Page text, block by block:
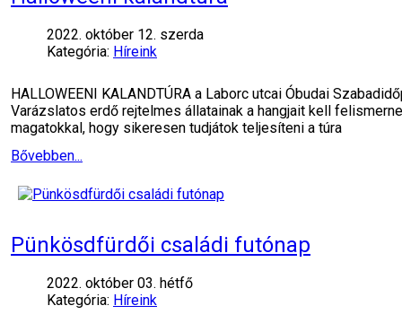
2022. október 12. szerda
Kategória: Híreink
HALLOWEENI KALANDTÚRA a Laborc utcai Óbudai
Varázslatos erdő rejtelmes állatainak a hangjait kell
magatokkal, hogy sikeresen tudjátok teljesíteni a túra
Bővebben...
Pünkösdfürdői családi futónap
2022. október 03. hétfő
Kategória: Híreink